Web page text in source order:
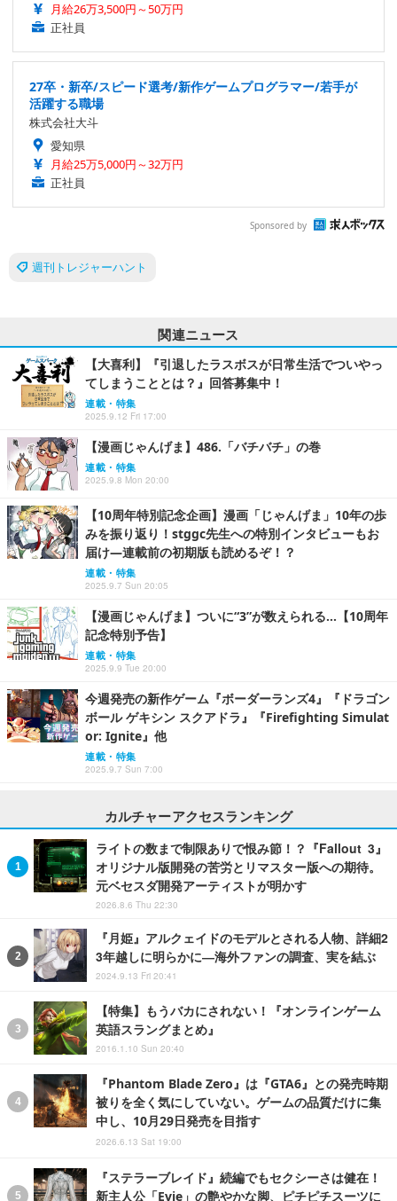
月給26万3,500円～50万円
正社員
27卒・新卒/スピード選考/新作ゲームプログラマー/若手が
活躍する職場
株式会社大斗
愛知県
月給25万5,000円～32万円
正社員
Sponsored by
週刊トレジャーハント
関連ニュース
【大喜利】『引退したラスボスが日常生活でついやっ
てしまうこととは？』回答募集中！
連載・特集
2025.9.12 Fri 17:00
【漫画じゃんげま】486.「バチバチ」の巻
連載・特集
2025.9.8 Mon 20:00
【10周年特別記念企画】漫画「じゃんげま」10年の歩
みを振り返り！stggc先生への特別インタビューもお
届け―連載前の初期版も読めるぞ！？
連載・特集
2025.9.7 Sun 20:05
【漫画じゃんげま】ついに“3”が数えられる…【10周年
記念特別予告】
連載・特集
2025.9.9 Tue 20:00
今週発売の新作ゲーム『ボーダーランズ4』『ドラゴン
ボール ゲキシン スクアドラ』『Firefighting Simulat
or: Ignite』他
連載・特集
2025.9.7 Sun 7:00
カルチャーアクセスランキング
ライトの数まで制限ありで恨み節！？『Fallout 3』
オリジナル版開発の苦労とリマスター版への期待。
元ベセスダ開発アーティストが明かす
2026.8.6 Thu 22:30
『月姫』アルクェイドのモデルとされる人物、詳細2
3年越しに明らかに―海外ファンの調査、実を結ぶ
2024.9.13 Fri 20:41
【特集】もうバカにされない！『オンラインゲーム
英語スラングまとめ』
2016.1.10 Sun 20:40
『Phantom Blade Zero』は『GTA6』との発売時期
被りを全く気にしていない。ゲームの品質だけに集
中し、10月29日発売を目指す
2026.6.13 Sat 19:00
『ステラーブレイド』続編でもセクシーさは健在！
新主人公「Evie」の艶やかな脚、ピチピチスーツに